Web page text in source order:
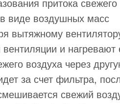
притока
виде воздушных масс
вытяжному
и
воздуха через
за счет фильтра,
свежий